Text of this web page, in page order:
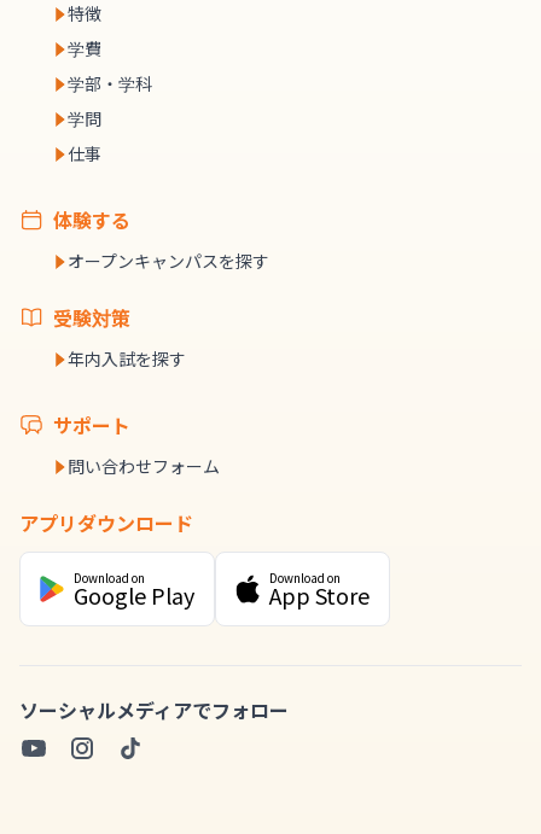
特徴
学費
学部・学科
学問
仕事
体験する
オープンキャンパスを探す
受験対策
年内入試を探す
サポート
問い合わせフォーム
アプリダウンロード
Download on
Google Play
Download on
App Store
ソーシャルメディアでフォロー